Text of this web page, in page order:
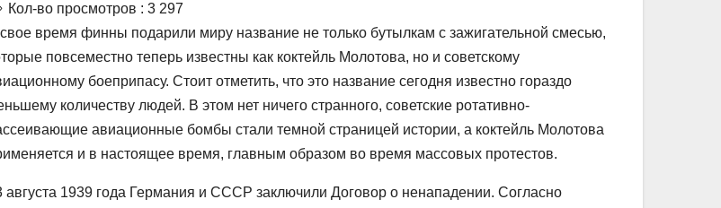
Кол-во просмотров : 3 297
время финны подарили миру название не только бутылкам с зажигательной смесью,
повсеместно теперь известны как коктейль Молотова, но и советскому
боеприпасу. Стоит отметить, что это название сегодня известно гораздо
количеству людей. В этом нет ничего странного, советские ротативно-
авиационные бомбы стали темной страницей истории, а коктейль Молотова
и в настоящее время, главным образом во время массовых протестов.
августа 1939 года Германия и СССР заключили Договор о ненападении. Согласно